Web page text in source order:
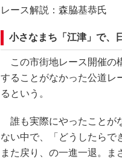
レース解説：森脇基恭氏
小さなまち「江津」で、
この市街地レース開催の
することがなかった公道レ
るという。
誰も実際にやったことが
ない中で、「どうしたらで
また戻り、の一進一退。ま